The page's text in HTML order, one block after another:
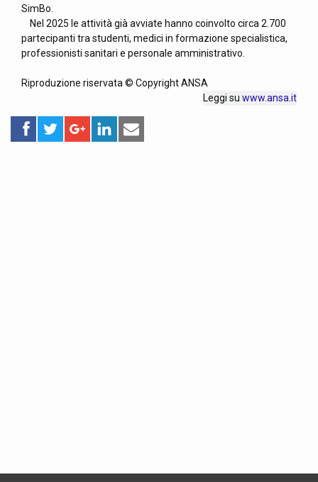
SimBo.
Nel 2025 le attività già avviate hanno coinvolto circa 2.700
partecipanti tra studenti, medici in formazione specialistica,
professionisti sanitari e personale amministrativo.
Riproduzione riservata © Copyright ANSA
Leggi su www.ansa.it